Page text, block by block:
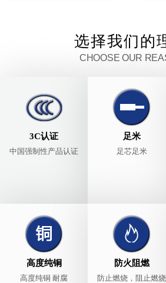
选择我们的
CHOOSE OUR
3C认证
中国强制性产品认证
足米
足芯足米
高度纯铜
高度纯铜 耐腐
防火阻燃
防止燃烧，阻止燃烧